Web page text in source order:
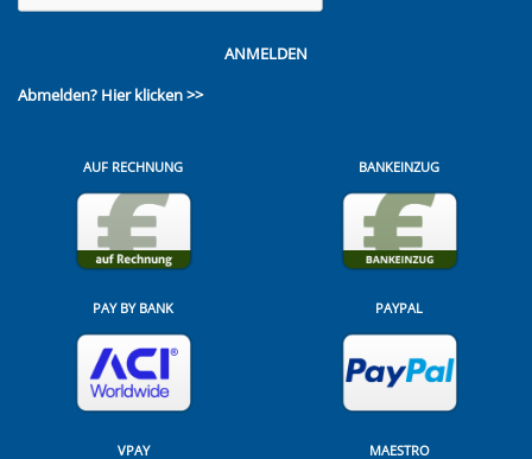
ANMELDEN
Abmelden? Hier klicken >>
AUF RECHNUNG BANKEINZUG
PAY BY BANK PAYPAL
VPAY MAESTRO